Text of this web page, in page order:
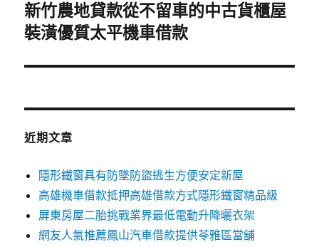
下
一
文
新竹農地貸款從不留車的中古貨櫃屋
裝潢優質太平機車借款
近期文章
隱形鐵窗具有防墜防盜逃生方便安定新屋
高雄機車借款抵押高雄借款方式隱形鐵窗精品級
屏東房屋二胎挑戰業界最低電動升降曬衣架
網友人氣推薦鳳山汽車借款提供苓雅區當舖